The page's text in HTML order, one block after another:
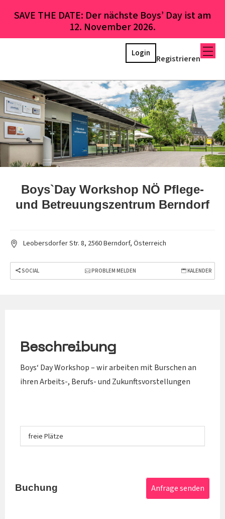
SAVE THE DATE: Der nächste Boys’ Day ist am
12. November 2026.
Registrieren
Login
Boys`Day Workshop NÖ Pflege-
und Betreuungszentrum Berndorf
Leobersdorfer Str. 8, 2560 Berndorf, Österreich
SOCIAL PROBLEM MELDEN KALENDER
Beschreibung
Boys‘ Day Workshop – wir arbeiten mit Burschen an
ihren Arbeits-, Berufs- und Zukunftsvorstellungen
freie Plätze
Buchung Anfrage senden